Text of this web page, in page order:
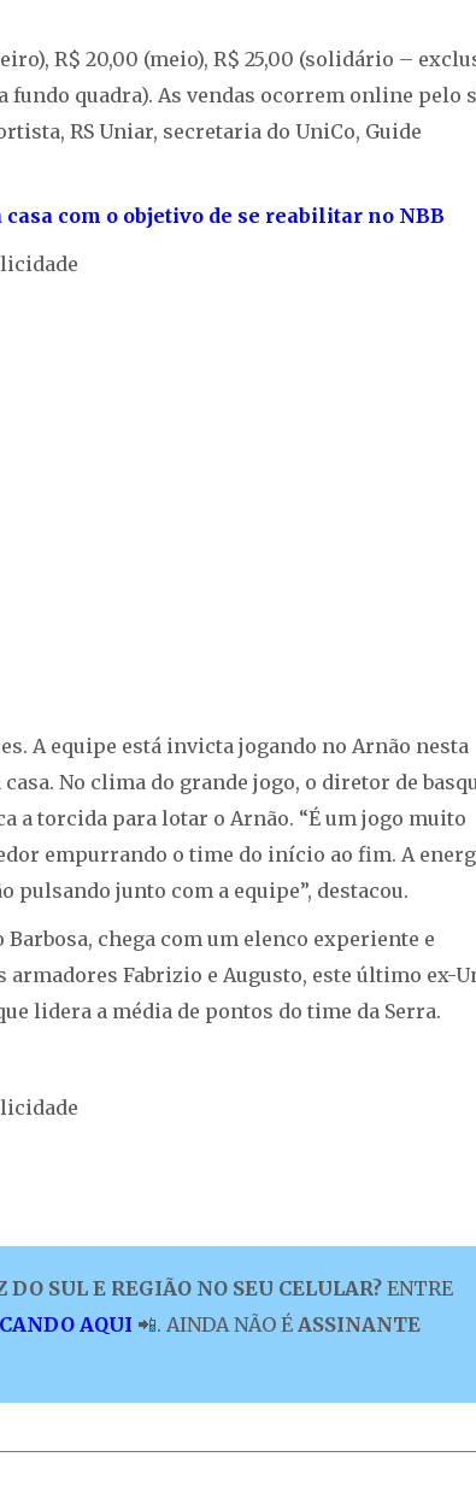
R$ 20,00 (meio), R$ 25,00 (solidário –
fundo quadra). As vendas ocorrem online pelo
RS Uniar, secretaria do UniCo, Guide
com o objetivo de se reabilitar no NBB
A equipe está invicta jogando no Arnão nesta
No clima do grande jogo, o diretor de
a torcida para lotar o Arnão. “É um jogo muito
empurrando o time do início ao fim. A
pulsando junto com a equipe”, destacou.
chega com um elenco experiente e
Fabrizio e Augusto, este último ex-
lidera a média de pontos do time da Serra.
SUL E REGIÃO NO SEU CELULAR? ENTRE
AQUI 📲. AINDA NÃO É ASSINANTE